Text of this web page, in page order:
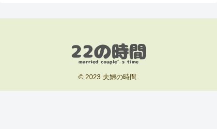
© 2023 夫婦の時間.